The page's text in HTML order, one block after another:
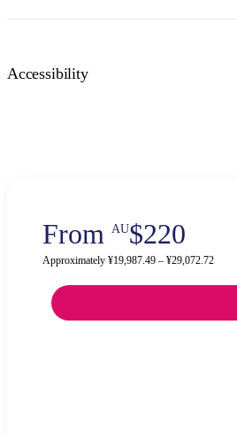
Accessibility
From AU$220
Approximately ¥19,987.49 – ¥29,072.72